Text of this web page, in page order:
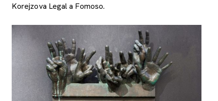
Korejzova Legal a Fomoso.